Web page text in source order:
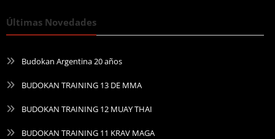
Últimas Novedades
Budokan Argentina 20 años
BUDOKAN TRAINING 13 DE MMA
BUDOKAN TRAINING 12 MUAY THAI
BUDOKAN TRAINING 11 KRAV MAGA